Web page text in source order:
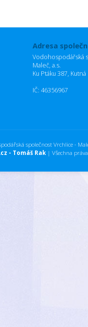
Adresa
Vodohospodářská
Maleč, a.s.
Ku Ptáku 387,
IČ: 46356967
společnost Vrchlice -
- Tomáš Rak | Všechna